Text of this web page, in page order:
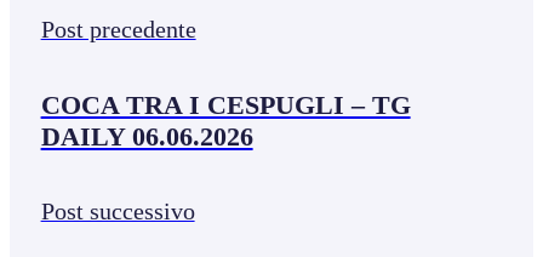
Post precedente
COCA TRA I CESPUGLI – TG
DAILY 06.06.2026
Post successivo